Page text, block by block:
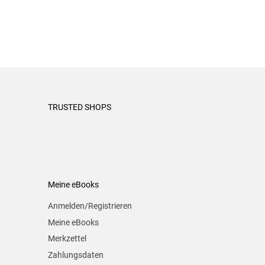
TRUSTED SHOPS
Meine eBooks
Anmelden/Registrieren
Meine eBooks
Merkzettel
Zahlungsdaten